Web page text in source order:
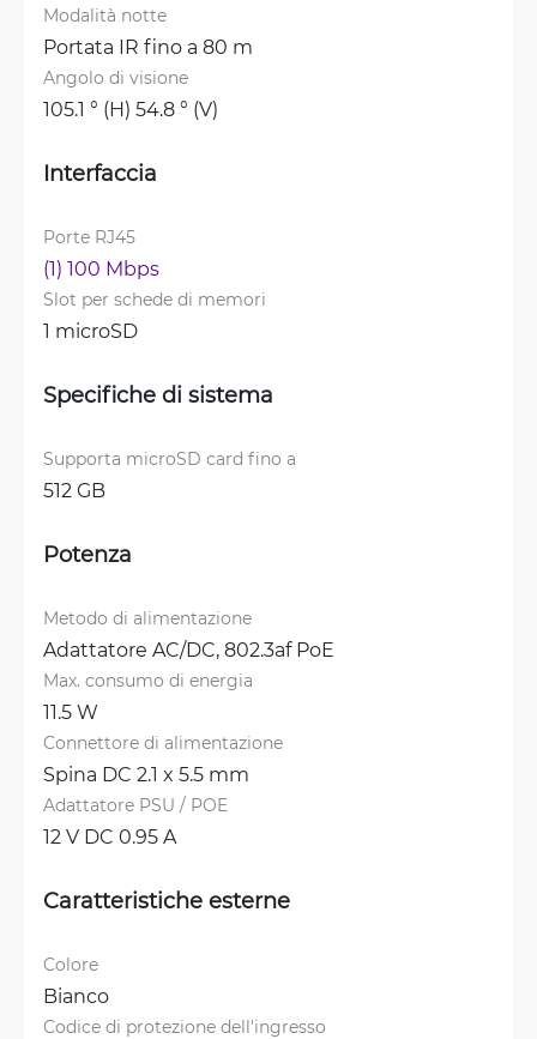
Modalità notte
Portata IR fino a 80 m
Angolo di visione
105.1 ° (H) 54.8 ° (V)
Interfaccia
Porte RJ45
(1) 100 Mbps
Slot per schede di memori
1 microSD
Specifiche di sistema
Supporta microSD card fino a
512 GB
Potenza
Metodo di alimentazione
Adattatore AC/DC, 802.3af PoE
Max. consumo di energia
11.5 W
Connettore di alimentazione
Spina DC 2.1 x 5.5 mm
Adattatore PSU / POE
12 V DC 0.95 A
Caratteristiche esterne
Colore
Bianco
Codice di protezione dell'ingresso